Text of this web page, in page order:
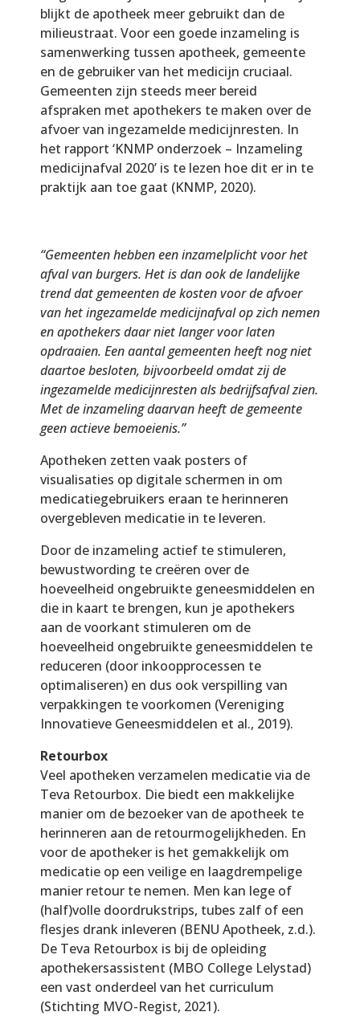
blijkt de apotheek meer gebruikt dan de
milieustraat. Voor een goede inzameling is
samenwerking tussen apotheek, gemeente
en de gebruiker van het medicijn cruciaal.
Gemeenten zijn steeds meer bereid
afspraken met apothekers te maken over de
afvoer van ingezamelde medicijnresten. In
het rapport ‘KNMP onderzoek – Inzameling
medicijnafval 2020’ is te lezen hoe dit er in te
praktijk aan toe gaat (KNMP, 2020).
“Gemeenten hebben een inzamelplicht voor het
afval van burgers. Het is dan ook de landelijke
trend dat gemeenten de kosten voor de afvoer
van het ingezamelde medicijnafval op zich nemen
en apothekers daar niet langer voor laten
opdraaien. Een aantal gemeenten heeft nog niet
daartoe besloten, bijvoorbeeld omdat zij de
ingezamelde medicijnresten als bedrijfsafval zien.
Met de inzameling daarvan heeft de gemeente
geen actieve bemoeienis.”
Apotheken zetten vaak posters of
visualisaties op digitale schermen in om
medicatiegebruikers eraan te herinneren
overgebleven medicatie in te leveren.
Door de inzameling actief te stimuleren,
bewustwording te creëren over de
hoeveelheid ongebruikte geneesmiddelen en
die in kaart te brengen, kun je apothekers
aan de voorkant stimuleren om de
hoeveelheid ongebruikte geneesmiddelen te
reduceren (door inkoopprocessen te
optimaliseren) en dus ook verspilling van
verpakkingen te voorkomen (Vereniging
Innovatieve Geneesmiddelen et al., 2019).
Retourbox
Veel apotheken verzamelen medicatie via de
Teva Retourbox. Die biedt een makkelijke
manier om de bezoeker van de apotheek te
herinneren aan de retourmogelijkheden. En
voor de apotheker is het gemakkelijk om
medicatie op een veilige en laagdrempelige
manier retour te nemen. Men kan lege of
(half)volle doordrukstrips, tubes zalf of een
flesjes drank inleveren (BENU Apotheek, z.d.).
De Teva Retourbox is bij de opleiding
apothekersassistent (MBO College Lelystad)
een vast onderdeel van het curriculum
(Stichting MVO-Regist, 2021).